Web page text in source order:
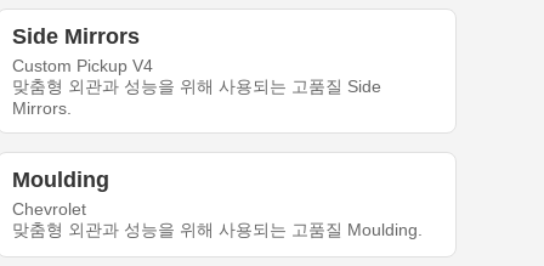
Side Mirrors
Custom Pickup V4
맞춤형 외관과 성능을 위해 사용되는 고품질 Side
Mirrors.
Moulding
Chevrolet
맞춤형 외관과 성능을 위해 사용되는 고품질 Moulding.